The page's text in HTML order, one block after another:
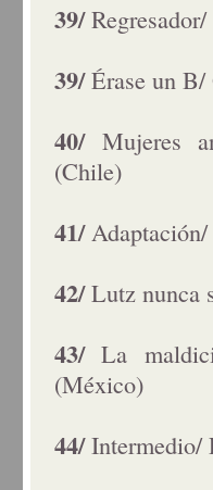
39/
39/Érase un
40/ Mujeres
(Chile)
41/Adaptación/
42/Lutz nunca
43/La
(México)
44/Intermedio/